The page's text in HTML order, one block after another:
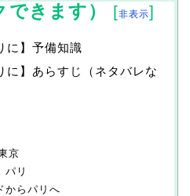
きます） [非表示]
に】予備知識
に】あらすじ（ネタバレな
京
パリ
からパリへ